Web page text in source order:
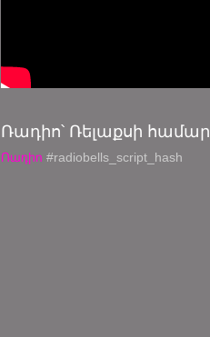
Ռադիո՝ Ռելաքսի համար
Ռադիո #radiobells_script_hash